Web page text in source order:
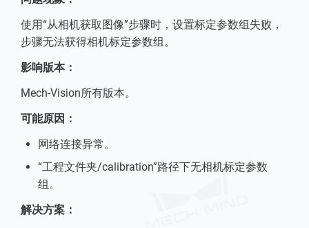
使用“从相机获取图像”步骤时，设置标定参数组失败，
步骤无法获得相机标定参数组。
影响版本：
Mech-Vision所有版本。
可能原因：
网络连接异常。
“工程文件夹/calibration”路径下无相机标定参数
组。
解决方案：